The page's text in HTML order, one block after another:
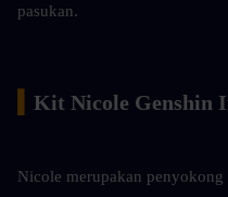
pasukan.
Kit Nicole Genshin
Nicole merupakan